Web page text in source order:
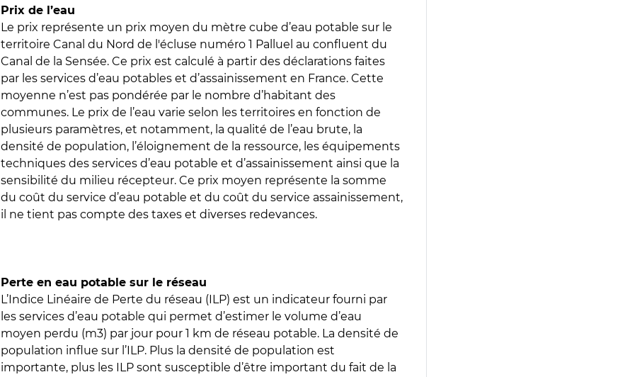
Prix de l’eau
Le prix représente un prix moyen du mètre cube d’eau potable sur le
territoire Canal du Nord de l'écluse numéro 1 Palluel au confluent du
Canal de la Sensée. Ce prix est calculé à partir des déclarations faites
par les services d’eau potables et d’assainissement en France. Cette
moyenne n’est pas pondérée par le nombre d’habitant des
communes. Le prix de l’eau varie selon les territoires en fonction de
plusieurs paramètres, et notamment, la qualité de l’eau brute, la
densité de population, l’éloignement de la ressource, les équipements
techniques des services d’eau potable et d’assainissement ainsi que la
sensibilité du milieu récepteur. Ce prix moyen représente la somme
du coût du service d’eau potable et du coût du service assainissement,
il ne tient pas compte des taxes et diverses redevances.
Perte en eau potable sur le réseau
L’Indice Linéaire de Perte du réseau (ILP) est un indicateur fourni par
les services d’eau potable qui permet d’estimer le volume d’eau
moyen perdu (m3) par jour pour 1 km de réseau potable. La densité de
population influe sur l’ILP. Plus la densité de population est
importante, plus les ILP sont susceptible d’être important du fait de la